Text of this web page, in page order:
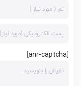
[anr-captcha]